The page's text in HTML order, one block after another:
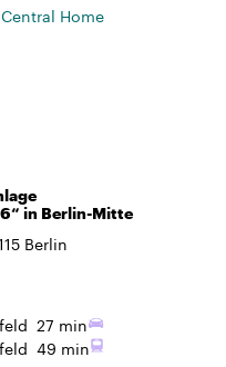
Central Home
in Berlin-Mitte
Berlin
27 min
49 min